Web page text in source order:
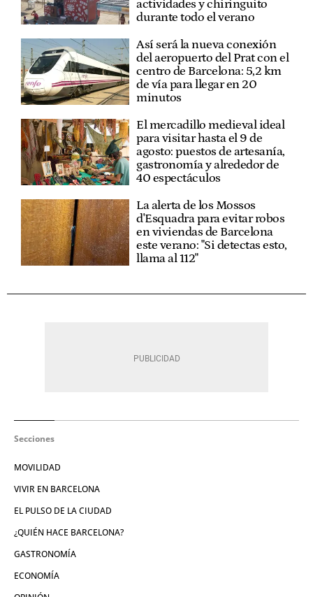
actividades y chiringuito
durante todo el verano
Así será la nueva conexión
del aeropuerto del Prat con el
centro de Barcelona: 5,2 km
de vía para llegar en 20
minutos
El mercadillo medieval ideal
para visitar hasta el 9 de
agosto: puestos de artesanía,
gastronomía y alrededor de
40 espectáculos
La alerta de los Mossos
d'Esquadra para evitar robos
en viviendas de Barcelona
este verano: "Si detectas esto,
llama al 112"
Secciones
MOVILIDAD
VIVIR EN BARCELONA
EL PULSO DE LA CIUDAD
¿QUIÉN HACE BARCELONA?
GASTRONOMÍA
ECONOMÍA